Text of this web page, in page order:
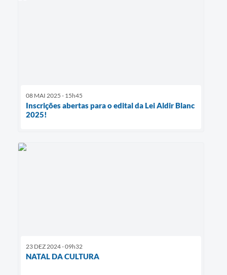
08 MAI 2025 - 15h45
Inscrições abertas para o edital da Lei Aldir Blanc
2025!
23 DEZ 2024 - 09h32
NATAL DA CULTURA